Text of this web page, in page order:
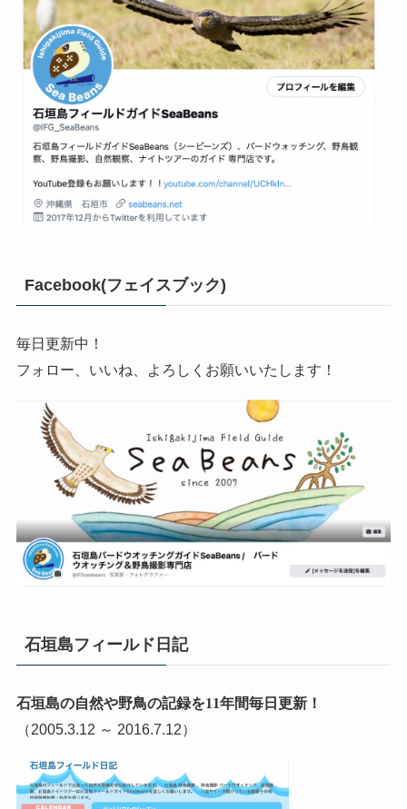
Facebook(フェイスブック)
毎日更新中！
フォロー、いいね、よろしくお願いいたします！
石垣島フィールド日記
石垣島の自然や野鳥の記録を11年間毎日更新！
（2005.3.12 ～ 2016.7.12）